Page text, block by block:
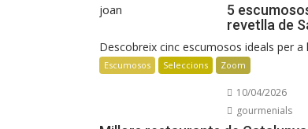
5
revetlla de
Descobreix cinc escumosos ideals per a
Escumosos Seleccions Zoom
10/04/2026
gourmenials